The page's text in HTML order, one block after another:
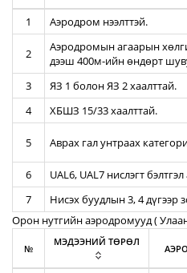
1 Аэродром нээлттэй.
2
Аэродромын агаарын
дээш 400м-ийн өндөрт
3
ЯЗ 1 болон ЯЗ 2 хаалттай.
4
ХБШЗ 15/33 хаалттай.
5 Аврах гал унтраах
6
UAL6, UAL7 нислэгт
7
Нисэх буудлын 3, 4 дүгээр
Орон нутгийн аэродромууд (
№
МЭДЭЭНИЙ ТӨРӨЛ